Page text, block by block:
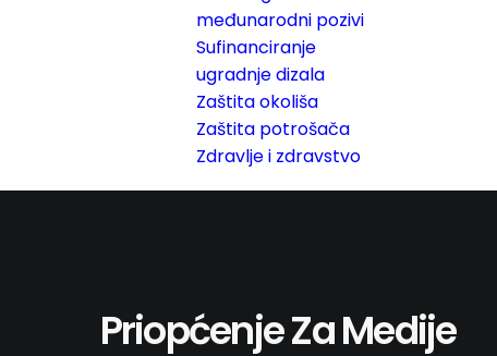
međunarodni pozivi
Sufinanciranje
ugradnje dizala
Zaštita okoliša
Zaštita potrošača
Zdravlje i zdravstvo
Priopćenje Za Medije